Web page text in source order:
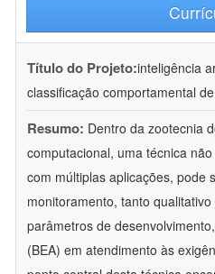
Título do Projeto:inteligência
classificação comportamental
Resumo: Dentro da zootecnia
computacional, uma técnica
com múltiplas aplicações, pode
monitoramento, tanto
parâmetros de
(BEA) em atendimento às